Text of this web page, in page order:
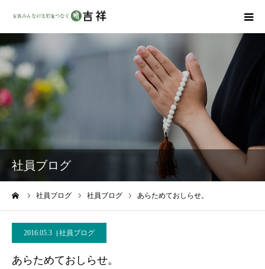
社員ブログ
社員ブログ 社員ブログ あらためておしらせ。
2016.05.3 社員ブログ
あらためておしらせ。
商品ラインナップ
墓地・霊園を探す
吉祥の特徴